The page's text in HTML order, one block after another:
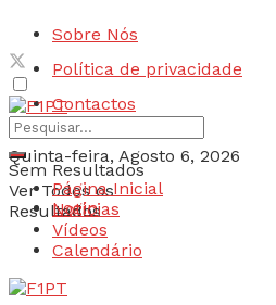
Sobre Nós
Política de privacidade
Contactos
Quinta-feira, Agosto 6, 2026
Login
Sem Resultados
Ver Todos os
Resultados
Página Inicial
Notícias
Vídeos
Calendário